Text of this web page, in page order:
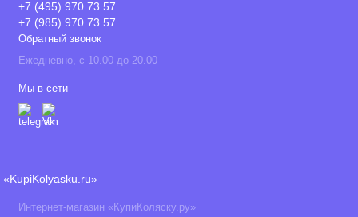
+7 (495) 970 73 57
+7 (985) 970 73 57
Обратный звонок
Ежедневно, с 10.00 до 20.00
Мы в сети
«KupiKolyasku.ru»
Интернет-магазин «КупиКоляску.ру»